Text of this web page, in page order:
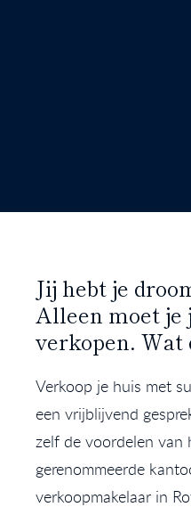
Jij hebt je
Alleen moet je
verkopen. Wat
Verkoop je huis met
een vrijblijvend
zelf de voordelen van
gerenommeerde
verkoopmakelaar in